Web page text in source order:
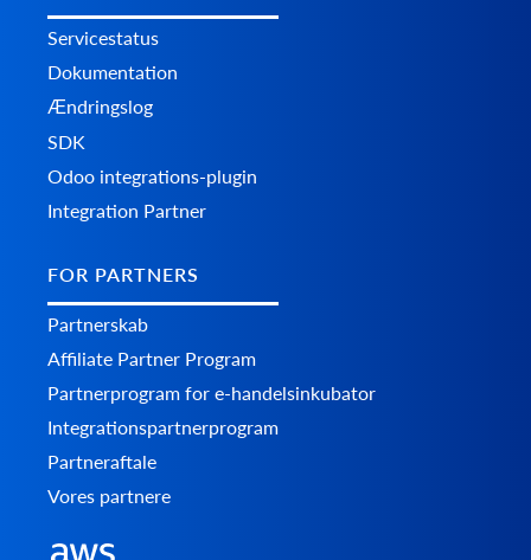
Servicestatus
Dokumentation
Ændringslog
SDK
Odoo integrations-plugin
Integration Partner
FOR PARTNERS
Partnerskab
Affiliate Partner Program
Partnerprogram for e-handelsinkubator
Integrationspartnerprogram
Partneraftale
Vores partnere